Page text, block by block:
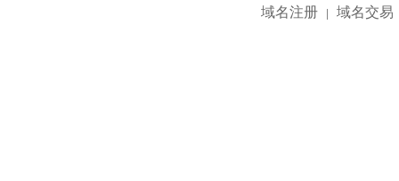
域名注册 | 域名交易